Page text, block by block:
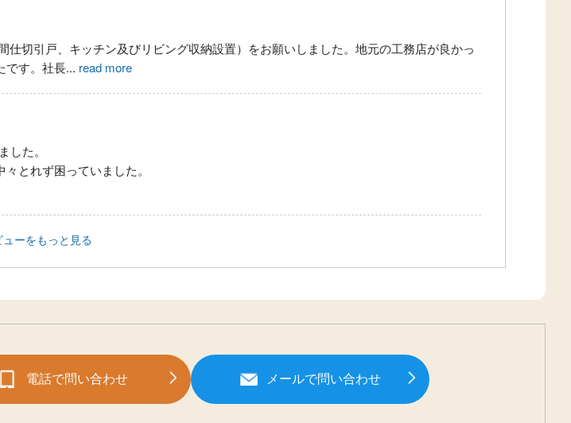
切引戸、キッチン及びリビング収納設置）をお願いしました。地元の工務店が良かっ
です。社長... read more
た。
とれず困っていました。
ューをもっと見る
電話で問い合わせ メールで問い合わせ